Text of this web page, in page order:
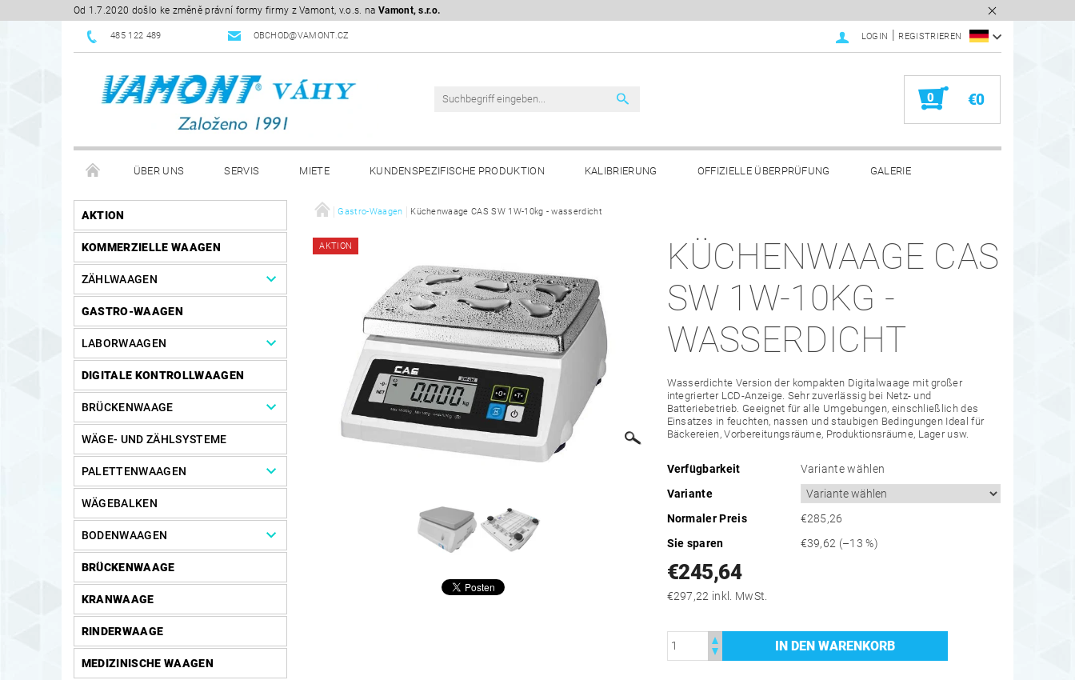
Od 1.7.2020 došlo ke změně právní formy firmy z Vamont, v.o.s. na Vamont, s.r.o.
485 122 489 OBCHOD@VAMONT.CZ LOGIN REGISTRIEREN
0 €0
ÜBER UNS SERVIS MIETE KUNDENSPEZIFISCHE PRODUKTION KALIBRIERUNG OFFIZIELLE ÜBERPRÜFUNG GALERIE
KONTAKTE GESCHÄFTSBEDINGUNGEN BESCHWERDEVERFAHREN
AKTION
KOMMERZIELLE WAAGEN
ZÄHLWAAGEN
GASTRO-WAAGEN
LABORWAAGEN
DIGITALE KONTROLLWAAGEN
BRÜCKENWAAGE
WÄGE- UND ZÄHLSYSTEME
PALETTENWAAGEN
WÄGEBALKEN
BODENWAAGEN
BRÜCKENWAAGE
KRANWAAGE
RINDERWAAGE
MEDIZINISCHE WAAGEN
Gastro-Waagen Küchenwaage CAS SW 1W-10kg - wasserdicht
AKTION
KÜCHENWAAGE CAS
SW 1W-10KG -
WASSERDICHT
Wasserdichte Version der kompakten Digitalwaage mit großer
integrierter LCD-Anzeige. Sehr zuverlässig bei Netz- und
Batteriebetrieb. Geeignet für alle Umgebungen, einschließlich des
Einsatzes in feuchten, nassen und staubigen Bedingungen Ideal für
Bäckereien, Vorbereitungsräume, Produktionsräume, Lager usw.
Verfügbarkeit
Variante wählen
Variante
Normaler Preis
€285,26
Sie sparen
€39,62 (–13 %)
€245,64
€297,22 inkl. MwSt.